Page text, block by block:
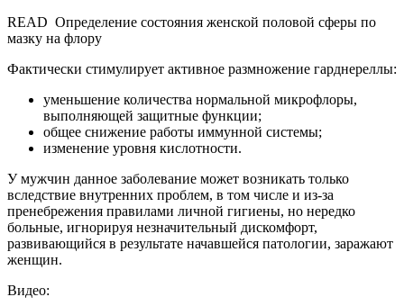
READ Определение состояния женской половой сферы по
мазку на флору
Фактически стимулирует активное размножение гарднереллы:
уменьшение количества нормальной микрофлоры,
выполняющей защитные функции;
общее снижение работы иммунной системы;
изменение уровня кислотности.
У мужчин данное заболевание может возникать только
вследствие внутренних проблем, в том числе и из-за
пренебрежения правилами личной гигиены, но нередко
больные, игнорируя незначительный дискомфорт,
развивающийся в результате начавшейся патологии, заражают
женщин.
Видео: